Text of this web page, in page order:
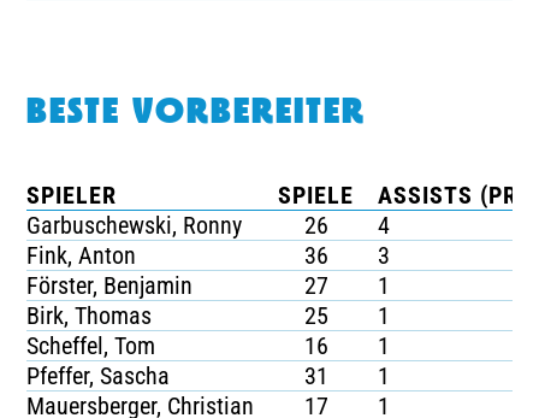
BESTE VORBEREITER
SPIELER SPIELE
ASSISTS
Garbuschewski, Ronny
26
4
Fink, Anton
36
3
Förster, Benjamin
27
1
Birk, Thomas
25
1
Scheffel, Tom
16
1
Pfeffer, Sascha
31
1
Mauersberger, Christian
17 1